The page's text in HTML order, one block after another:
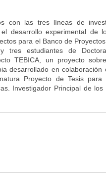
con las tres líneas de
desarrollo experimental de
para el Banco de
tres estudiantes de
TEBICA, un proyecto
desarrollado en
Proyecto de Tesis
Investigador Principal de los